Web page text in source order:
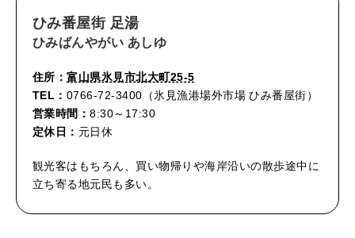
ひみ番屋街 足湯
ひみばんやがい あしゆ
住所：富山県氷見市北大町25-5
TEL： 0766-72-3400（氷見漁港場外市場 ひみ番屋街）
営業時間：8:30～17:30
定休日： 元日休
観光客はもちろん、買い物帰りや海岸沿いの散歩途中に
立ち寄る地元民も多い。